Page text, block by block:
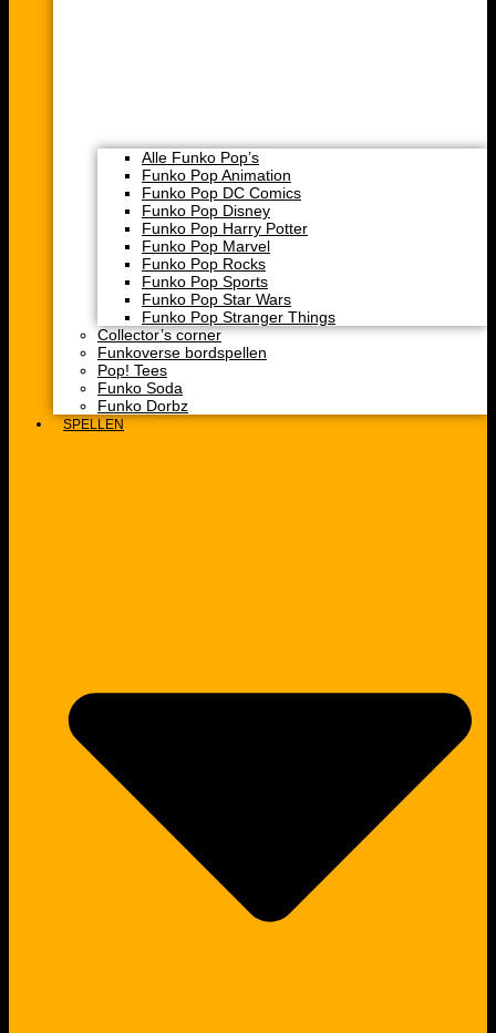
Alle Funko Pop’s
Funko Pop Animation
Funko Pop DC Comics
Funko Pop Disney
Funko Pop Harry Potter
Funko Pop Marvel
Funko Pop Rocks
Funko Pop Sports
Funko Pop Star Wars
Funko Pop Stranger Things
Collector’s corner
Funkoverse bordspellen
Pop! Tees
Funko Soda
Funko Dorbz
SPELLEN